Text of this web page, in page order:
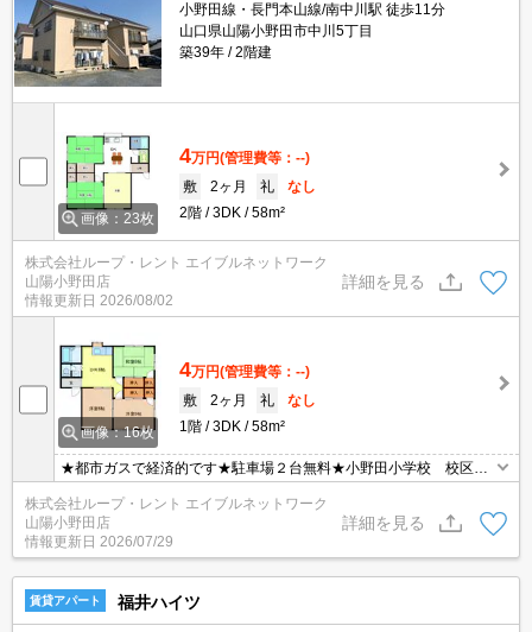
小野田線・長門本山線/南中川駅 徒歩11分
山口県山陽小野田市中川5丁目
築39年
2階建
画像：23枚
4万円(管理費等：--)
敷
2ヶ月 礼
なし
2階
3DK 58m²
株式会社ループ・レント エイブルネットワーク
山陽小野田店
情報更新日 2026/08/02
詳細を見る
画像：16枚
4万円(管理費等：--)
敷
2ヶ月 礼
なし
1階
3DK 58m²
★都市ガスで経済的です★駐車場２台無料★小野田小学校 校区の
３ＤＫ★ ぜひ、一度ご内見してみて下さい。
株式会社ループ・レント エイブルネットワーク
山陽小野田店
情報更新日 2026/07/29
詳細を見る
賃貸アパート 福井ハイツ